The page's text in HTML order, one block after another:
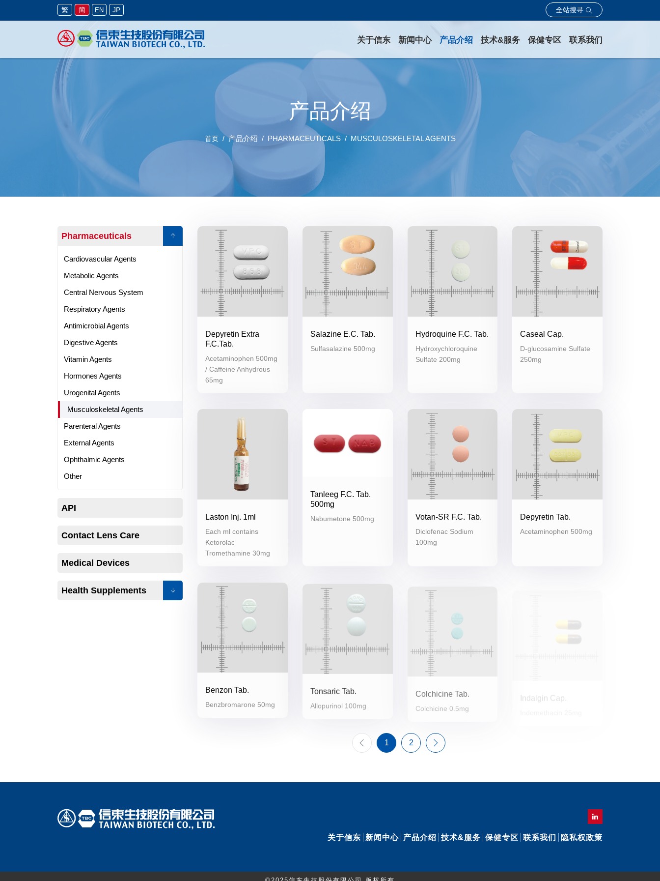
繁 簡 EN JP 全站搜寻
关于信东 新闻中心 产品介绍 技术&服务 保健专区 联系我们
产品介绍
首页 产品介绍 PHARMACEUTICALS MUSCULOSKELETAL AGENTS
Pharmaceuticals
Cardiovascular Agents
Metabolic Agents
Central Nervous System
Respiratory Agents
Antimicrobial Agents
Digestive Agents
Vitamin Agents
Hormones Agents
Urogenital Agents
Musculoskeletal Agents
Parenteral Agents
External Agents
Ophthalmic Agents
Other
API
Contact Lens Care
Medical Devices
Health Supplements
Depyretin Extra
F.C.Tab.
Acetaminophen 500mg
/ Caffeine Anhydrous
65mg
Salazine E.C. Tab.
Sulfasalazine 500mg
Hydroquine F.C. Tab.
Hydroxychloroquine
Sulfate 200mg
Caseal Cap.
D-glucosamine Sulfate
250mg
Laston Inj. 1ml
Each ml contains
Ketorolac
Tromethamine 30mg
Tanleeg F.C. Tab.
500mg
Nabumetone 500mg Votan-SR F.C. Tab.
Diclofenac Sodium
100mg
Depyretin Tab.
Acetaminophen 500mg
Benzon Tab.
Benzbromarone 50mg
Tonsaric Tab.
Allopurinol 100mg
Colchicine Tab.
Colchicine 0.5mg Indomethacin 25mg
1 2
关于信东 新闻中心 产品介绍 技术&服务 保健专区 联系我们 隐私权政策